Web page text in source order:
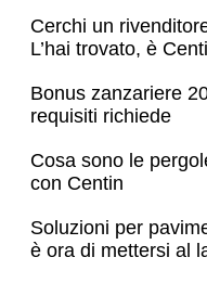
Cerchi un
L’hai trovato, è
Bonus zanzariere
requisiti richiede
Cosa sono le
con Centin
Soluzioni per
è ora di mettersi al